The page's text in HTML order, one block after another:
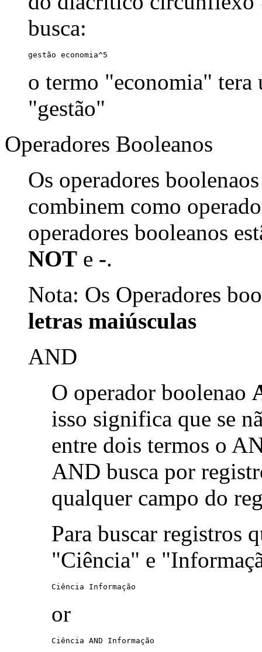
busca:
gestão economia^5
o termo "economia" tera
"gestão"
Operadores Booleanos
Os operadores
combinem como
operadores booleanos
NOT e -.
Nota: Os Operadores
letras maiúsculas
AND
O operador boolenao
isso significa que se
entre dois termos o
AND busca por
qualquer campo do
Para buscar registros
"Ciência" e
Ciência Informação
or
Ciência AND Informação